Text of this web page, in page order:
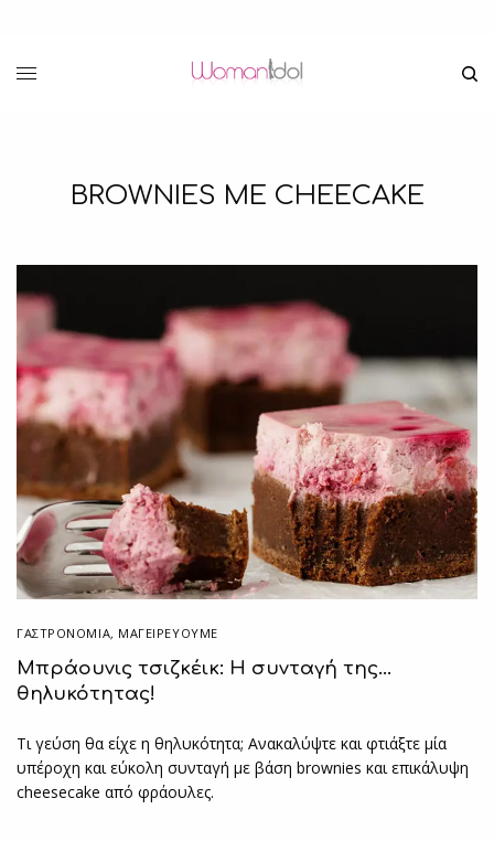
BROWNIES ME CHEECAKE
ΓΑΣΤΡΟΝΟΜΙΑ, ΜΑΓΕΙΡΕΎΟΥΜΕ
Μπράουνις τσιζκέικ: Η συνταγή της…
θηλυκότητας!
Τι γεύση θα είχε η θηλυκότητα; Ανακαλύψτε και φτιάξτε μία
υπέροχη και εύκολη συνταγή με βάση brownies και επικάλυψη
cheesecake από φράουλες.